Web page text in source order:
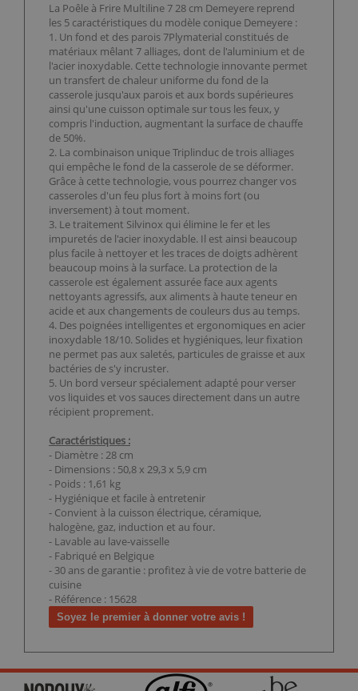
La Poêle à Frire Multiline 7 28 cm Demeyere reprend
les 5 caractéristiques du modèle conique Demeyere :
1. Un fond et des parois 7Plymaterial constitués de
matériaux mêlant 7 alliages, dont de l'aluminium et de
l'acier inoxydable. Cette technologie innovante permet
un transfert de chaleur uniforme du fond de la
casserole jusqu'aux parois et aux bords supérieures
ainsi qu'une cuisson optimale sur tous les feux, y
compris l'induction, augmentant la surface de chauffe
de 50%.
2. La combinaison unique Triplinduc de trois alliages
qui empêche le fond de la casserole de se déformer.
Grâce à cette technologie, vous pourrez changer vos
casseroles d'un feu plus fort à moins fort (ou
inversement) à tout moment.
3. Le traitement Silvinox qui élimine le fer et les
impuretés de l'acier inoxydable. Il est ainsi beaucoup
plus facile à nettoyer et les traces de doigts adhèrent
beaucoup moins à la surface. La protection de la
casserole est également assurée face aux agents
nettoyants agressifs, aux aliments à haute teneur en
acide et aux changements de couleurs dus au temps.
4. Des poignées intelligentes et ergonomiques en acier
inoxydable 18/10. Solides et hygiéniques, leur fixation
ne permet pas aux saletés, particules de graisse et aux
bactéries de s'y incruster.
5. Un bord verseur spécialement adapté pour verser
vos liquides et vos sauces directement dans un autre
récipient proprement.
Caractéristiques :
- Diamètre : 28 cm
- Dimensions : 50,8 x 29,3 x 5,9 cm
- Poids : 1,61 kg
- Hygiénique et facile à entretenir
- Convient à la cuisson électrique, céramique,
halogène, gaz, induction et au four.
- Lavable au lave-vaisselle
- Fabriqué en Belgique
- 30 ans de garantie : profitez à vie de votre batterie de
cuisine
- Référence : 15628
Soyez le premier à donner votre avis !